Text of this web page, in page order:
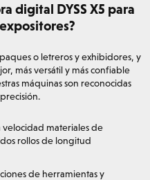
digital DYSS X5 para
o letreros y exhibidores, y
más versátil y más confiable
máquinas son reconocidas
velocidad materiales de
rollos de longitud
de herramientas y